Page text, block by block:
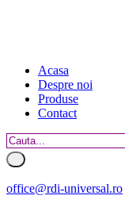
Acasa
Despre noi
Produse
Contact
office@rdi-universal.ro